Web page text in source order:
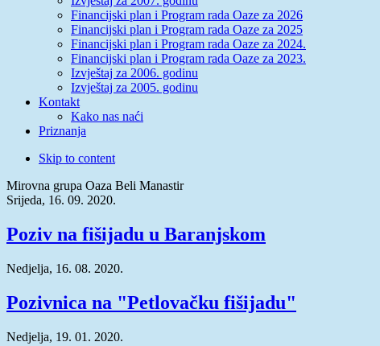
Financijski plan i Program rada Oaze za 2026
Financijski plan i Program rada Oaze za 2025
Financijski plan i Program rada Oaze za 2024.
Financijski plan i Program rada Oaze za 2023.
Izvještaj za 2006. godinu
Izvještaj za 2005. godinu
Kontakt
Kako nas naći
Priznanja
Skip to content
Mirovna grupa Oaza Beli Manastir
Srijeda, 16. 09. 2020.
Poziv na fišijadu u Baranjskom
Nedjelja, 16. 08. 2020.
Pozivnica na "Petlovačku fišijadu"
Nedjelja, 19. 01. 2020.